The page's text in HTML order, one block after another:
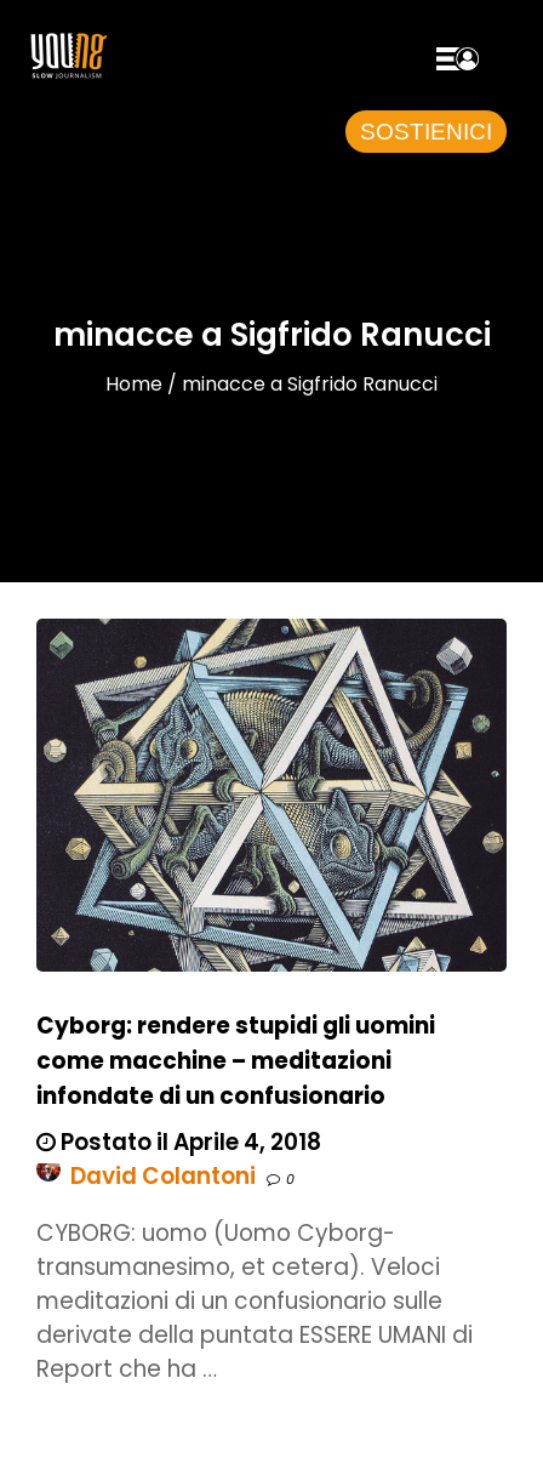
SOSTIENICI
minacce a Sigfrido Ranucci
Home / minacce a Sigfrido Ranucci
Cyborg: rendere stupidi gli uomini
come macchine – meditazioni
infondate di un confusionario
Postato il Aprile 4, 2018
David Colantoni
0
CYBORG: uomo (Uomo Cyborg-
transumanesimo, et cetera). Veloci
meditazioni di un confusionario sulle
derivate della puntata ESSERE UMANI di
Report che ha …